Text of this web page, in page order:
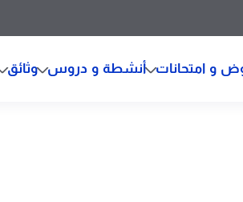
و امتحانات أنشطة و دروس وثائق